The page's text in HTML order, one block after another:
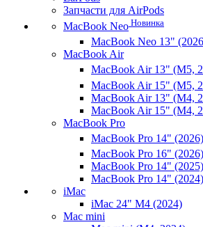
Запчасти для AirPods
MacBook Neo Новинка
MacBook Neo 13"
MacBook Air
MacBook Air 13" (M5,
MacBook Air 15" (M5,
MacBook Air 13" (M4,
MacBook Air 15" (M4,
MacBook Pro
MacBook Pro 14" (2026)
MacBook Pro 16" (2026)
MacBook Pro 14" (2025)
MacBook Pro 14" (2024)
iMac
iMac 24" M4 (2024)
Mac mini